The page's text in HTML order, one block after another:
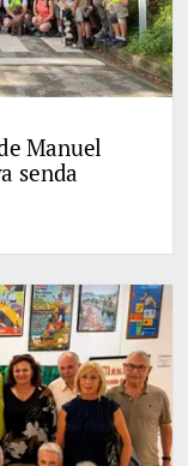
Manuel
senda